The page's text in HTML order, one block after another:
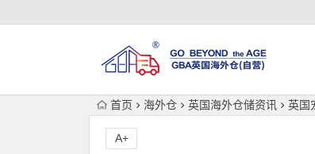
首页 海外仓 英国海外仓储资讯 英国
A+